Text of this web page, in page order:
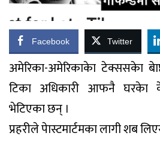
Facebook Twitter
अमेरिका-अमेरिकाकेा टेक्ससकेा
टिका अधिकारी आफनै घरकेा
भेटिएका छन् ।
प्रहरीले पेास्टमार्टमका लागी शब